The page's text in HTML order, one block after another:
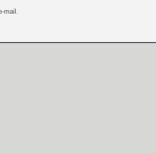
[GK] Palworld Online est
[GK] Wuchang 2 : le
[GK] Minecraft et ses «
mail.